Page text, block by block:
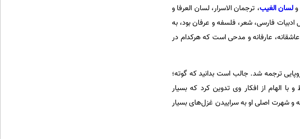
ولسان الغیب، ترجمان الاسرار، لسان العرفا و
ادبیات فارسی، شعر، فلسفه و عرفان بود، به
عارفانه و مدحی است که هرکدام در
قرن هشتم، در قرن‌های ۱۸ و ۱۹ به زبان‌های اروپایی ترجمه شد. جالب است بدانید که گوته؛
الهام از افکار وی تدوین کرد که بسیار
و شهرت اصلی او به سراییدن غزل‌های بسیار